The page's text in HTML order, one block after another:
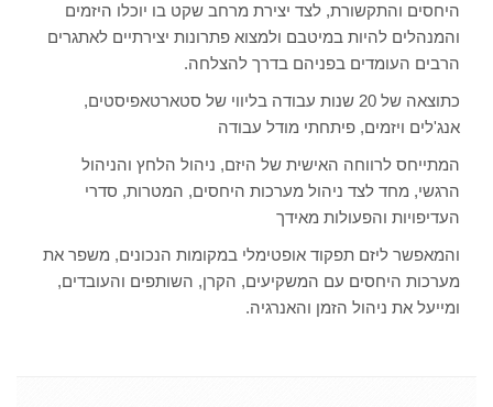
היחסים והתקשורת, לצד יצירת מרחב שקט בו יוכלו היזמים
והמנהלים להיות במיטבם ולמצוא פתרונות יצירתיים לאתגרים
הרבים העומדים בפניהם בדרך להצלחה.
כתוצאה של 20 שנות עבודה בליווי של סטארטאפיסטים,
אנג'לים ויזמים, פיתחתי מודל עבודה
המתייחס לרווחה האישית של היזם, ניהול הלחץ והניהול
הרגשי, מחד לצד ניהול מערכות היחסים, המטרות, סדרי
העדיפויות והפעולות מאידך
והמאפשר ליזם תפקוד אופטימלי במקומות הנכונים, משפר את
מערכות היחסים עם המשקיעים, הקרן, השותפים והעובדים,
ומייעל את ניהול הזמן והאנרגיה.